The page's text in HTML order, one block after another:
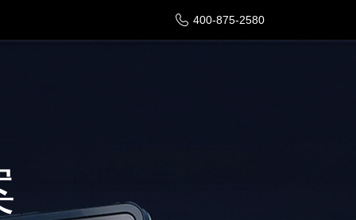
400-875-2580